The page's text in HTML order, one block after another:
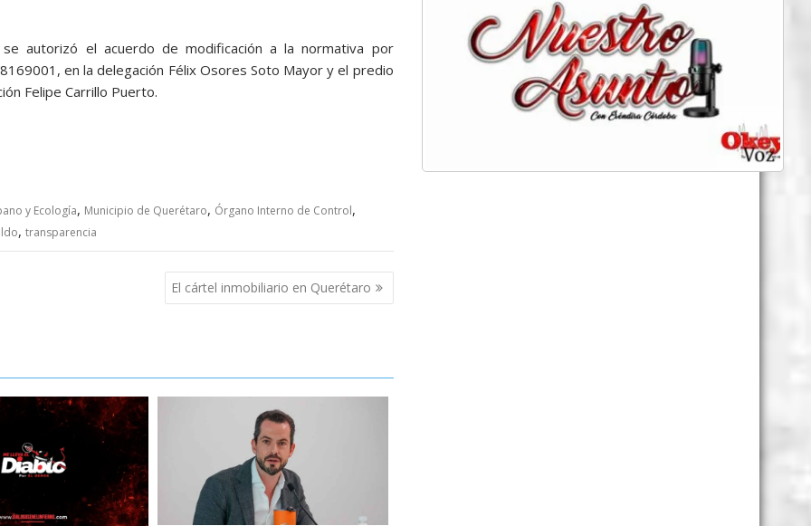
autorizó el acuerdo de modificación a la normativa por
en la delegación Félix Osores Soto Mayor y el predio
Felipe Carrillo Puerto.
y Ecología, Municipio de Querétaro, Órgano Interno de Control,
, transparencia
El cártel inmobiliario en Querétaro